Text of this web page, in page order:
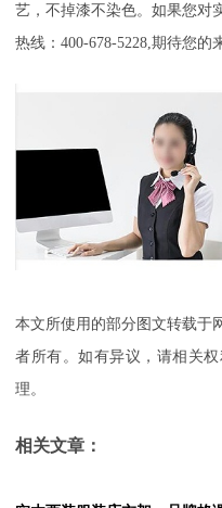
艺，不掉漆不染色。如果您对
热线：400-678-5228,期待您的
本文所使用的部分图文转载于
者所有。如有异议，请相关
理。
相关文章：